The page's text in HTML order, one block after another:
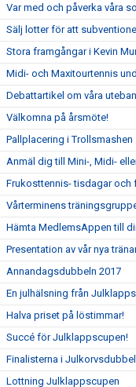
Var med och påverka våra
Sälj lotter för att
Stora framgångar i Kevin
Midi- och Maxitourtennis
Debattartikel om våra
Välkomna på årsmöte!
Pallplacering i Trollsmashen
Anmäl dig till Mini-, Midi-
Frukosttennis- tisdagar och
Vårterminens
Hämta MedlemsAppen till
Presentation av vår nya
Annandagsdubbeln 2017
En julhälsning från
Halva priset på löstimmar!
Succé för Julklappscupen!
Finalisterna i
Lottning Julklappscupen